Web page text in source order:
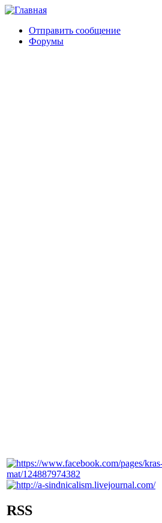
Отправить сообщение
Форумы
RSS